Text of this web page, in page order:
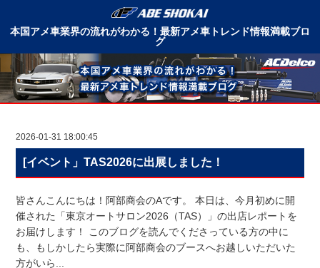
本国アメ車業界の流れがわかる！最新アメ車トレンド情報満載ブロ
グ
2026-01-31 18:00:45
[イベント」TAS2026に出展しました！
皆さんこんにちは！阿部商会のAです。 本日は、今月初めに開
催された「東京オートサロン2026（TAS）」の出店レポートを
お届けします！ このブログを読んでくださっている方の中に
も、もしかしたら実際に阿部商会のブースへお越しいただいた
方がいら...